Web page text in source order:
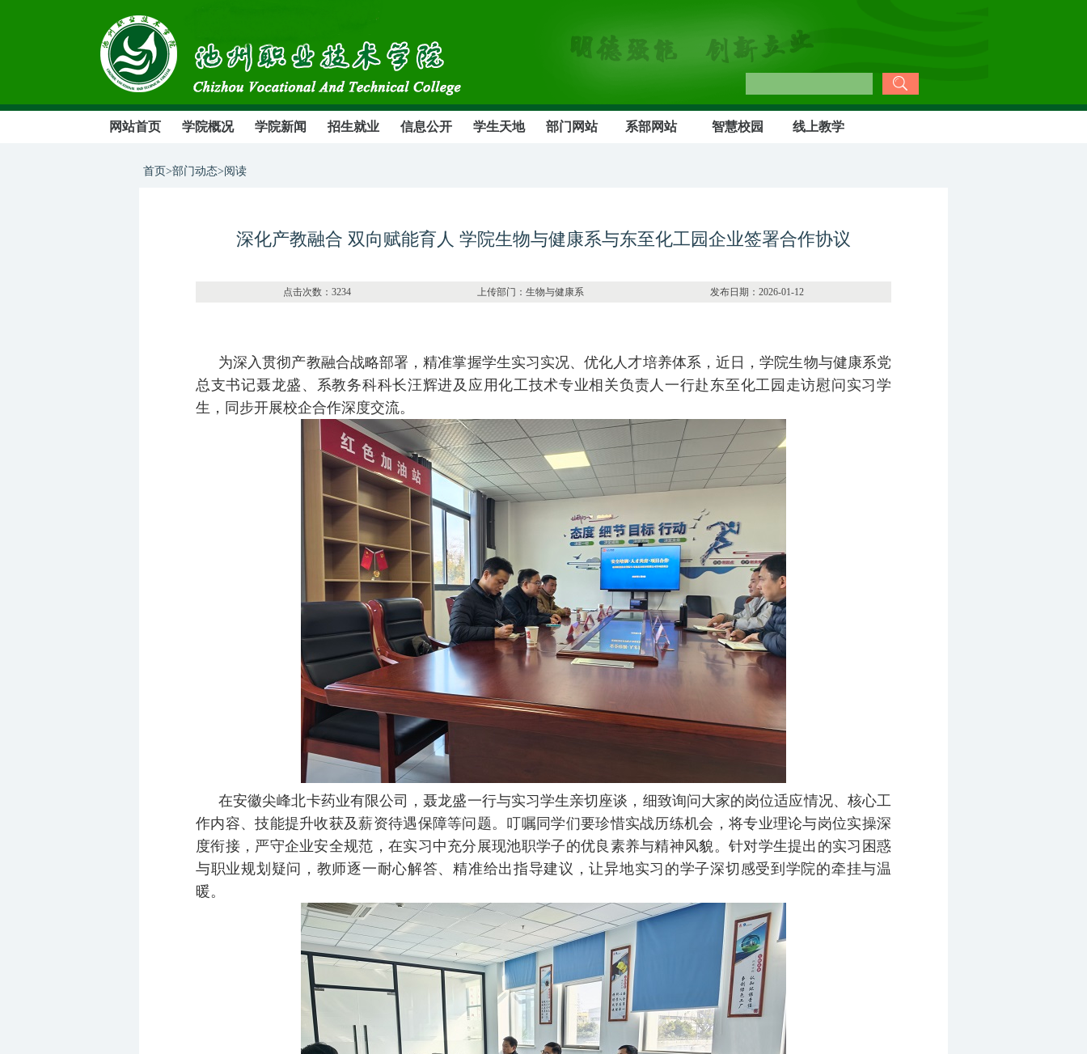
网站首页 学院概况 学院新闻 招生就业 信息公开 学生天地 部门网站 系部网站 智慧校园 线上教学
首页>部门动态>阅读
深化产教融合 双向赋能育人 学院生物与健康系与东至化工园企业签署合作协议
点击次数：3234 上传部门：生物与健康系 发布日期：2026-01-12
为深入贯彻产教融合战略部署，精准掌握学生实习实况、优化人才培养体系，近日，学院生物与健康系党
总支书记聂龙盛、系教务科科长汪辉进及应用化工技术专业相关负责人一行赴东至化工园走访慰问实习学
生，同步开展校企合作深度交流。
在安徽尖峰北卡药业有限公司，聂龙盛一行与实习学生亲切座谈，细致询问大家的岗位适应情况、核心工
作内容、技能提升收获及薪资待遇保障等问题。叮嘱同学们要珍惜实战历练机会，将专业理论与岗位实操深
度衔接，严守企业安全规范，在实习中充分展现池职学子的优良素养与精神风貌。针对学生提出的实习困惑
与职业规划疑问，教师逐一耐心解答、精准给出指导建议，让异地实习的学子深切感受到学院的牵挂与温
暖。